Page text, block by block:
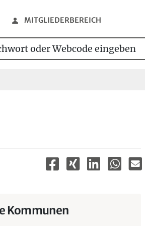
MITGLIEDERBEREICH
oder Webcode eingeben
Kommunen